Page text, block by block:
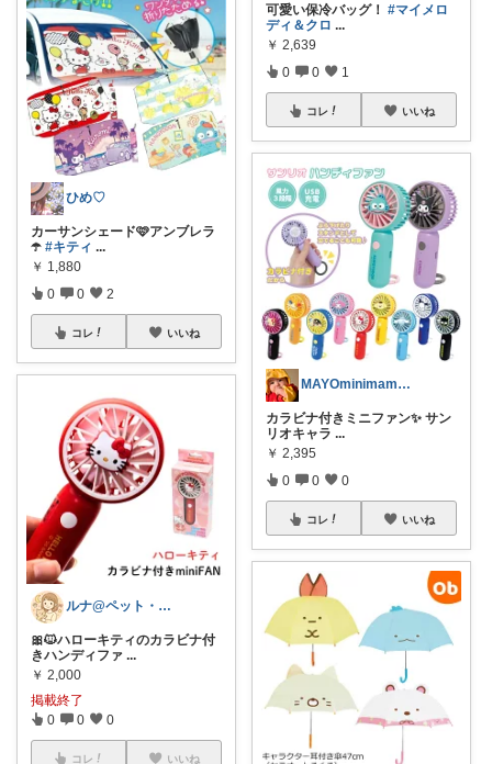
ひめ♡
カーサンシェード🩷アンブレラ
☂️ #キティ ...
￥ 1,880
0 0 2
コレ いいね
ルナ@ペット・雑貨
🎀🐱ハローキティのカラビナ付
きハンディファ ...
￥ 2,000
掲載終了
0 0 0
コレ いいね
可愛い保冷バッグ！ #マイメロ
ディ＆クロ ...
￥ 2,639
0 0 1
コレ いいね
MAYOminimamu 御購入感謝✨️
カラビナ付きミニファン✨️ サン
リオキャラ ...
￥ 2,395
0 0 0
コレ いいね